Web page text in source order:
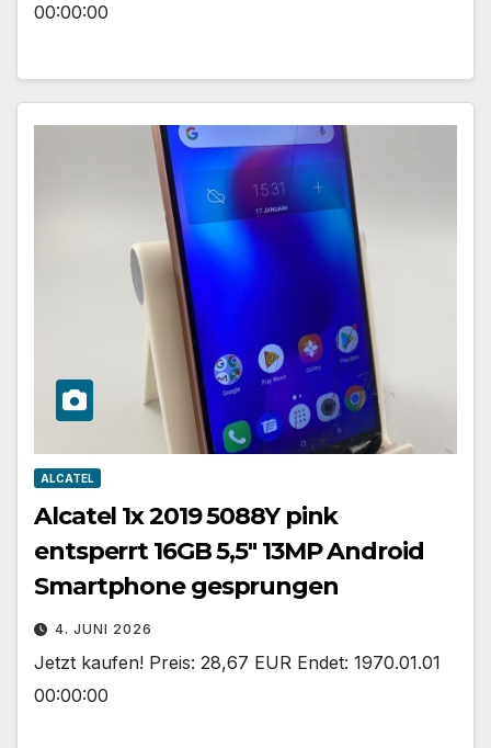
00:00:00
ALCATEL
Alcatel 1x 2019 5088Y pink
entsperrt 16GB 5,5″ 13MP Android
Smartphone gesprungen
4. JUNI 2026
Jetzt kaufen! Preis: 28,67 EUR Endet: 1970.01.01
00:00:00